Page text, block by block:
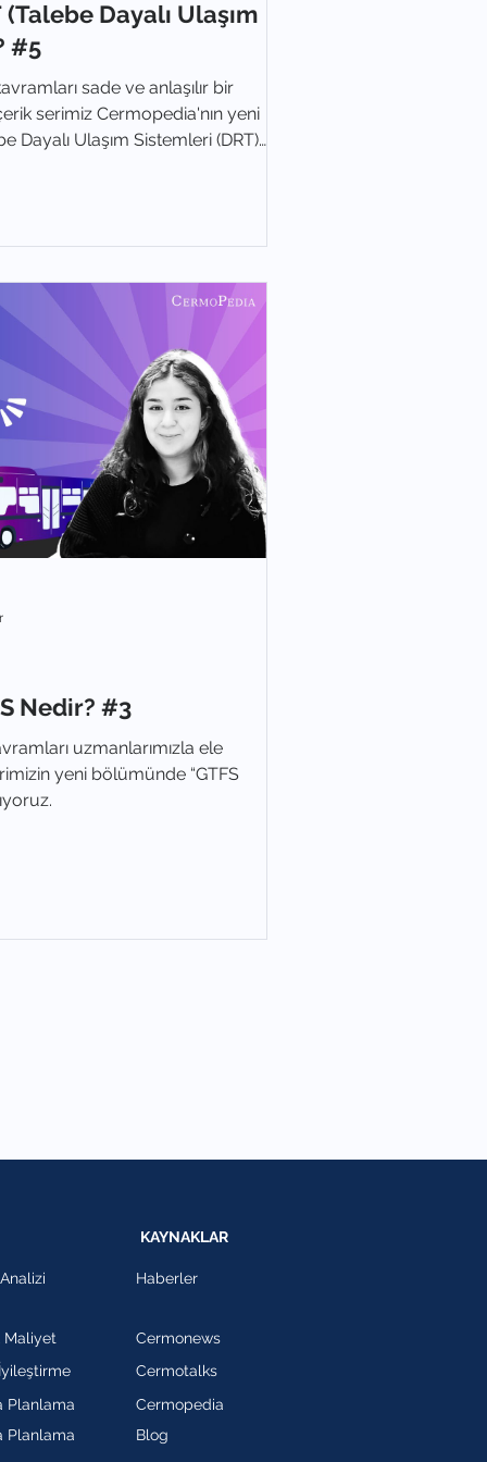
Dayalı Ulaşım
#5
sade ve anlaşılır bir
serimiz Cermopedia'nın yeni
Dayalı Ulaşım Sistemleri (DRT)
Nedir? #3
uzmanlarımızla ele
yeni bölümünde “GTFS
Maliyet
Planlama
Planlama
KAYNAKLAR
Haberler
Cermonews
Cermotalks
Cermopedia
Blog